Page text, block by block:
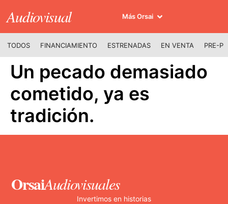
Audiovisual Más Orsai
TODOS FINANCIAMIENTO ESTRENADAS EN VENTA PRE-
Un pecado demasiado
cometido, ya es
tradición.
OrsaiAudiovisuales
Invertimos en historias